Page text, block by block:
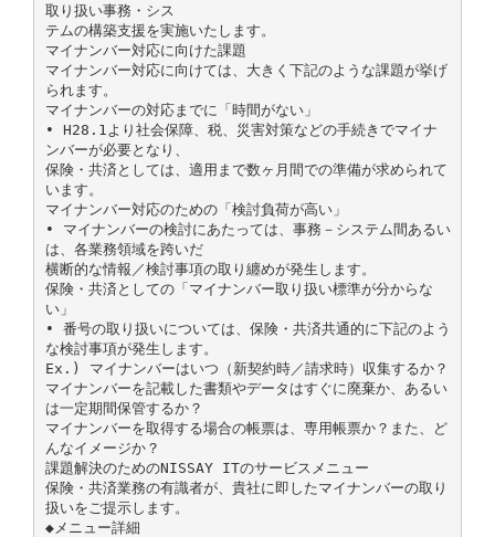
取り扱い事務・シス
テムの構築支援を実施いたします。
マイナンバー対応に向けた課題
マイナンバー対応に向けては、大きく下記のような課題が挙げ
られます。
マイナンバーの対応までに「時間がない」
• H28.1より社会保障、税、災害対策などの手続きでマイナ
ンバーが必要となり、
保険・共済としては、適用まで数ヶ月間での準備が求められて
います。
マイナンバー対応のための「検討負荷が高い」
• マイナンバーの検討にあたっては、事務－システム間あるい
は、各業務領域を跨いだ
横断的な情報／検討事項の取り纏めが発生します。
保険・共済としての「マイナンバー取り扱い標準が分からな
い」
• 番号の取り扱いについては、保険・共済共通的に下記のよう
な検討事項が発生します。
Ex.) マイナンバーはいつ（新契約時／請求時）収集するか？
マイナンバーを記載した書類やデータはすぐに廃棄か、あるい
は一定期間保管するか？
マイナンバーを取得する場合の帳票は、専用帳票か？また、ど
んなイメージか？
課題解決のためのNISSAY ITのサービスメニュー
保険・共済業務の有識者が、貴社に即したマイナンバーの取り
扱いをご提示します。
◆メニュー詳細